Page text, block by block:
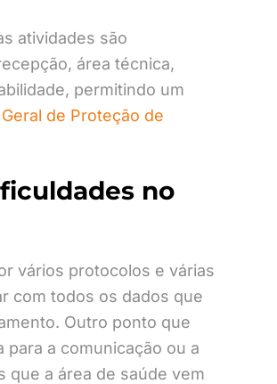
atividades são
área técnica,
permitindo um
de Proteção de
no
vários protocolos e várias
com todos os dados que
Outro ponto que
a comunicação ou a
que a área de saúde vem